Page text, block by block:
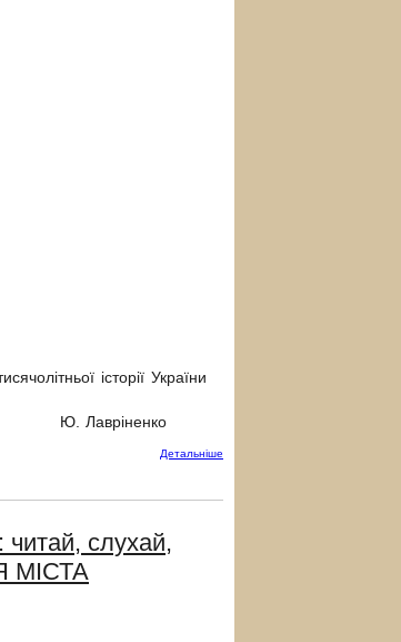
історії України
Детальнiше
слухай,
МІСТА